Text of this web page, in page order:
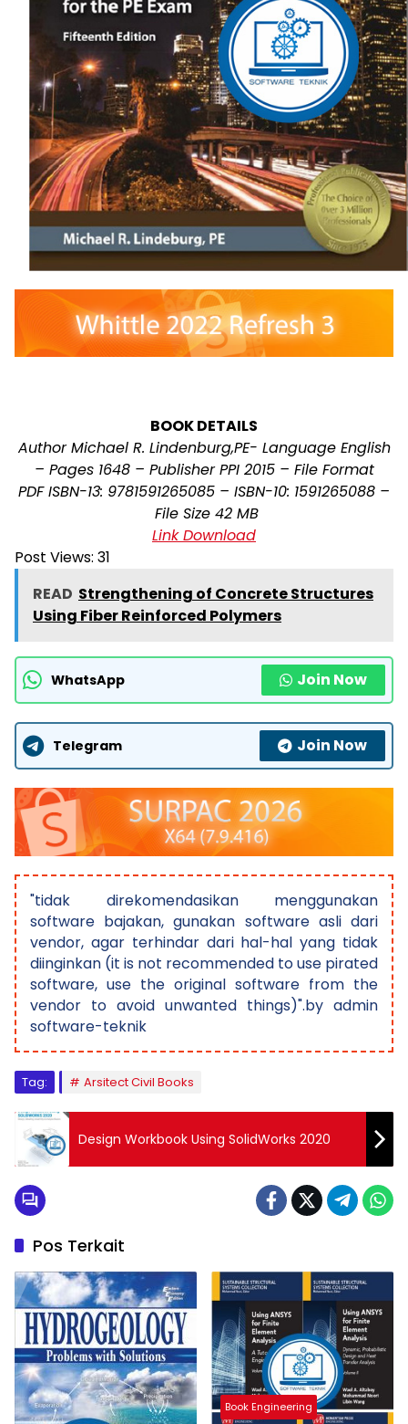
BOOK DETAILS
Author Michael R. Lindenburg,PE- Language English
– Pages 1648 – Publisher PPI 2015 – File Format
PDFISBN-13: 9781591265085 – ISBN-10: 1591265088 –
File Size 42 MB
Link Download
Post Views: 31
READ Strengthening of Concrete Structures
Using Fiber Reinforced Polymers
WhatsApp Join Now
Telegram Join Now
"tidak direkomendasikan menggunakan
software bajakan, gunakan software asli dari
vendor, agar terhindar dari hal-hal yang tidak
diinginkan (it is not recommended to use pirated
software, use the original software from the
vendor to avoid unwanted things)".by admin
software-teknik
Tag: Arsitect Civil Books
Design Workbook Using SolidWorks 2020
Pos Terkait
Book Engineering